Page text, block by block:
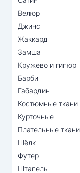
Велюр
Джинс
Жаккард
Замша
Кружево и гипюр
Барби
Габардин
Костюмные ткани
Курточные
Плательные ткани
Шёлк
Футер
Штапель